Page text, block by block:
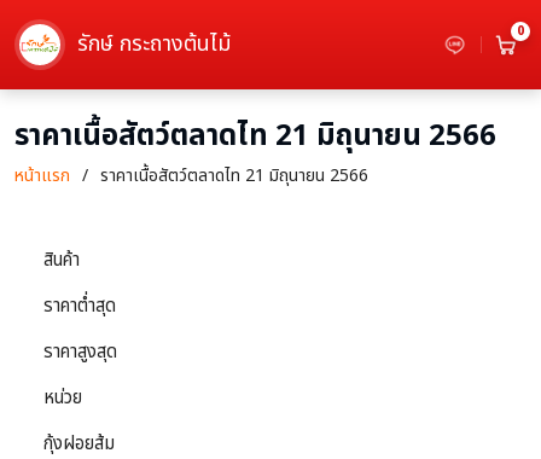
รักษ์ กระถางต้นไม้ 0
ราคาเนื้อสัตว์ตลาดไท 21 มิถุนายน 2566
หน้าแรก ราคาเนื้อสัตว์ตลาดไท 21 มิถุนายน 2566
สินค้า
ราคาต่ำสุด
ราคาสูงสุด
หน่วย
กุ้งฝอยส้ม